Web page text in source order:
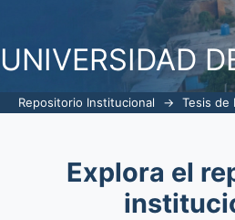
UNIVERSIDAD
Repositorio Institucional → Tesis de
Explora el